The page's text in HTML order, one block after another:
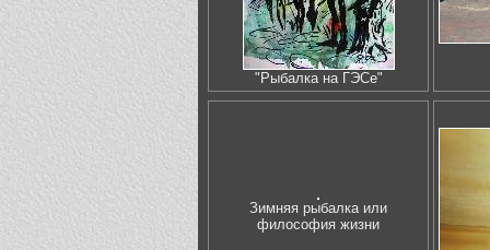
"Рыбалка на ГЭСе"
Зимняя рыбалка или
философия жизни